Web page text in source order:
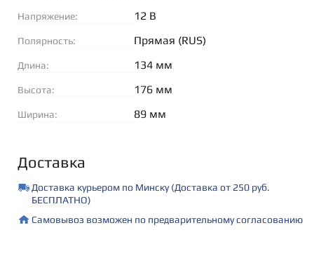
Напряжение: 12 В
Полярность: Прямая (RUS)
Длина: 134 мм
Высота: 176 мм
Ширина: 89 мм
Доставка
Доставка курьером по Минску (Доставка от 250 руб.
БЕСПЛАТНО)
Самовывоз возможен по предварительному согласованию